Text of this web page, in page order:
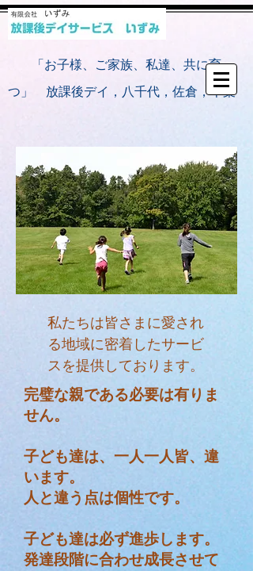
「お子様、ご家族、私達、共に育
つ」 放課後デイ，八千代，佐倉，千葉
私たちは皆さまに愛され
る地域に密着したサービ
スを提供しております。
完璧な親である必要は有りま
せん。
子ども達は、一人一人皆、違
います。
人と違う点は個性です。
子ども達は必ず進歩します。
発達段階に合わせ成長させて